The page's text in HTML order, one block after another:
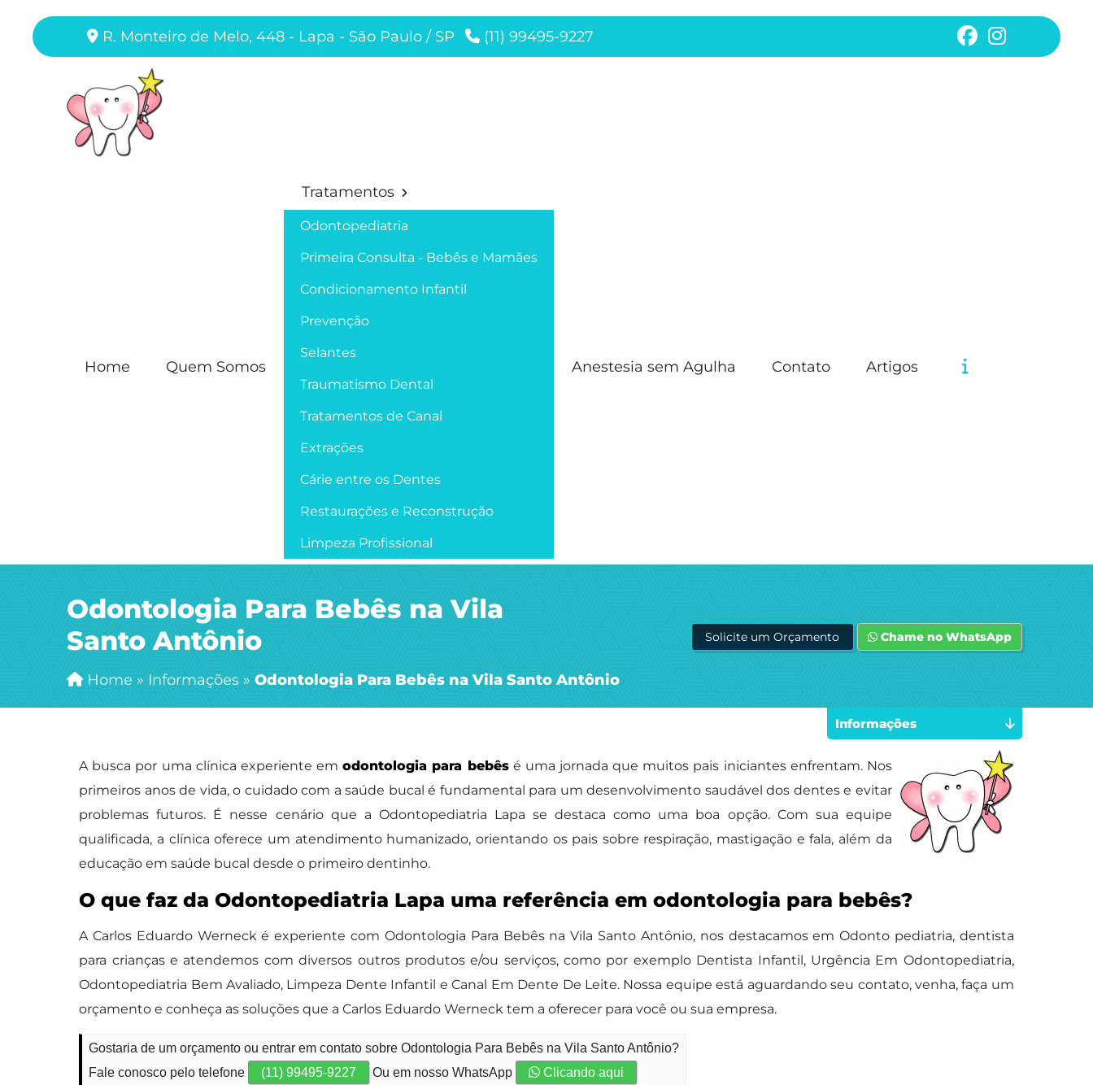
R. Monteiro de Melo, 448 - Lapa - São Paulo / SP (11) 99495-9227
Home Quem Somos
Tratamentos
Odontopediatria
Primeira Consulta - Bebês e Mamães
Condicionamento Infantil
Prevenção
Selantes
Traumatismo Dental
Tratamentos de Canal
Extrações
Cárie entre os Dentes
Restaurações e Reconstrução
Limpeza Profissional
Anestesia sem Agulha Contato Artigos
Odontologia Para Bebês na Vila
Santo Antônio
Home » Informações »Odontologia Para Bebês na Vila Santo Antônio
Solicite um Orçamento Chame no WhatsApp
A busca por uma clínica experiente emodontologia para bebêsé uma jornada que muitos pais iniciantes enfrentam. Nos
primeiros anos de vida, o cuidado com a saúde bucal é fundamental para um desenvolvimento saudável dos dentes e evitar
problemas futuros. É nesse cenário que a Odontopediatria Lapa se destaca como uma boa opção. Com sua equipe
qualificada, a clínica oferece um atendimento humanizado, orientando os pais sobre respiração, mastigação e fala, além da
educação em saúde bucal desde o primeiro dentinho.
O que faz da Odontopediatria Lapa uma referência em odontologia para bebês?
A Carlos Eduardo Werneck é experiente com Odontologia Para Bebês na Vila Santo Antônio, nos destacamos em Odonto pediatria, dentista
para crianças e atendemos com diversos outros produtos e/ou serviços, como por exemplo Dentista Infantil, Urgência Em Odontopediatria,
Odontopediatria Bem Avaliado, Limpeza Dente Infantil e Canal Em Dente De Leite. Nossa equipe está aguardando seu contato, venha, faça um
orçamento e conheça as soluções que a Carlos Eduardo Werneck tem a oferecer para você ou sua empresa.
Gostaria de um orçamento ou entrar em contato sobre Odontologia Para Bebês na Vila Santo Antônio?
Fale conosco pelo telefone
(11) 99495-9227 Ou em nosso WhatsApp Clicando aqui
Informações